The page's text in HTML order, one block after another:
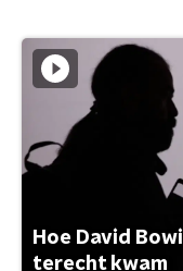
Hoe David
terecht kwam